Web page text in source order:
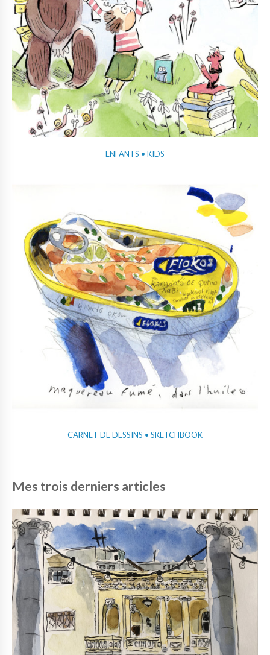
ENFANTS • KIDS
CARNET DE DESSINS • SKETCHBOOK
Mes trois derniers articles